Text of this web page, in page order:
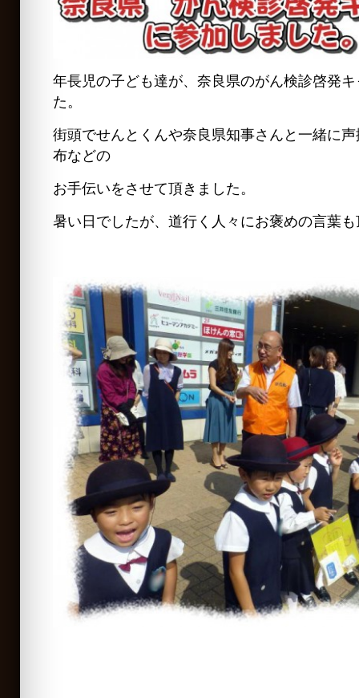
年長児の子ども達が、奈良県のがん検診啓発
た。
街頭でせんとくんや奈良県知事さんと一緒に
布などの
お手伝いをさせて頂きました。
暑い日でしたが、道行く人々にお褒めの言葉